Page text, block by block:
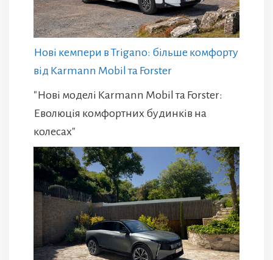
Нові кемпери в Trigano: більше комфорту
від Karmann Mobil та Forster
"Нові моделі Karmann Mobil та Forster:
Еволюція комфортних будинків на
колесах"